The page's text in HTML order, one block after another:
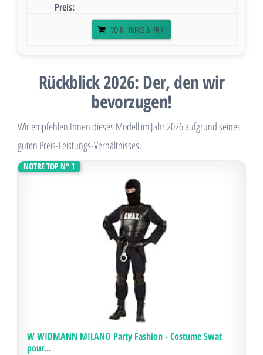
VOIR : INFOS & PRIX
Rückblick 2026: Der, den wir
bevorzugen!
Wir empfehlen Ihnen dieses Modell im Jahr 2026 aufgrund seines
guten Preis-Leistungs-Verhältnisses.
NOTRE TOP N° 1
W WIDMANN MILANO Party Fashion - Costume Swat
pour...